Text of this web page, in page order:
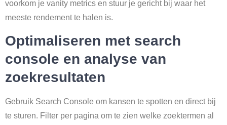
voorkom je vanity metrics en stuur je gericht bij waar het
meeste rendement te halen is.
Optimaliseren met search
console en analyse van
zoekresultaten
Gebruik Search Console om kansen te spotten en direct bij
te sturen. Filter per pagina om te zien welke zoektermen al